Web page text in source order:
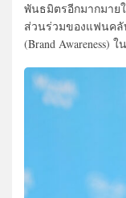
พันธมิตรอีกมากมาย
ส่วนร่วมของแฟนคลั
(Brand